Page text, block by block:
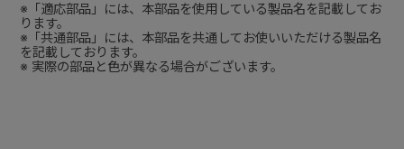
※「適応部品」には、本部品を使用している製品名を記載してお
ります。
※「共通部品」には、本部品を共通してお使いいただける製品名
を記載しております。
※ 実際の部品と色が異なる場合がございます。